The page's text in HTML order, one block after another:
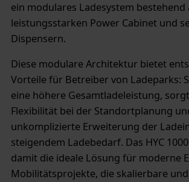
ein modulares Ladesystem bestehend
leistungsstarken Power Cabinet und
Dispensern.
Diese modulare Architektur bietet
Vorteile für Betreiber von Ladeparks:
eine höhere Gesamtladeleistung,
Flexibilität bei der Standortplanung
unkomplizierte Erweiterung der
steigendem Ladebedarf. Das HYC
damit die ideale Lösung für moderne
Mobilitätsprojekte, die skalierbare